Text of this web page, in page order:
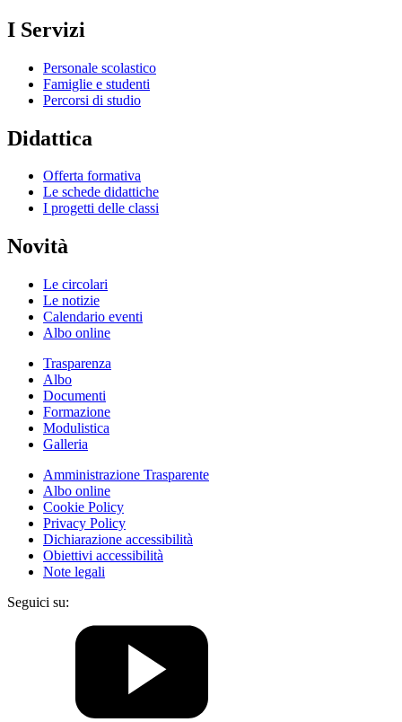
I Servizi
Personale scolastico
Famiglie e studenti
Percorsi di studio
Didattica
Offerta formativa
Le schede didattiche
I progetti delle classi
Novità
Le circolari
Le notizie
Calendario eventi
Albo online
Trasparenza
Albo
Documenti
Formazione
Modulistica
Galleria
Amministrazione Trasparente
Albo online
Cookie Policy
Privacy Policy
Dichiarazione accessibilità
Obiettivi accessibilità
Note legali
Seguici su: